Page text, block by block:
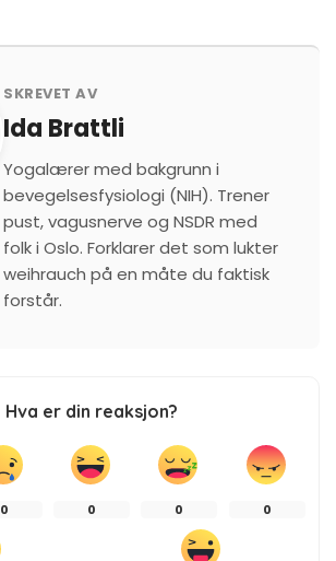
SKREVET AV
Ida Brattli
Yogalærer med bakgrunn i
bevegelsesfysiologi (NIH). Trener
pust, vagusnerve og NSDR med
folk i Oslo. Forklarer det som lukter
weihrauch på en måte du faktisk
forstår.
Hva er din reaksjon?
0 0 0 0